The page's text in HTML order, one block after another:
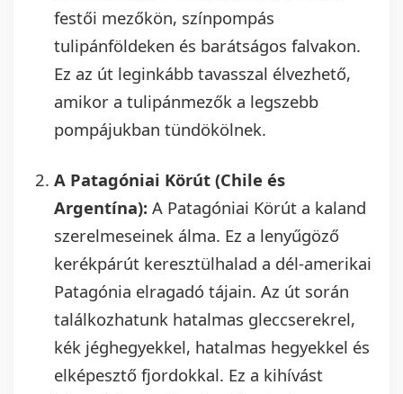
festői mezőkön, színpompás
tulipánföldeken és barátságos falvakon.
Ez az út leginkább tavasszal élvezhető,
amikor a tulipánmezők a legszebb
pompájukban tündökölnek.
A Patagóniai Körút (Chile és
Argentína): A Patagóniai Körút a kaland
szerelmeseinek álma. Ez a lenyűgöző
kerékpárút keresztülhalad a dél-amerikai
Patagónia elragadó tájain. Az út során
találkozhatunk hatalmas gleccserekrel,
kék jéghegyekkel, hatalmas hegyekkel és
elképesztő fjordokkal. Ez a kihívást